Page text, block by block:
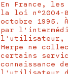
En France, les
la loi n°2004-
octobre
par
l'utilisateur,
Herpe ne
certains
connaissance